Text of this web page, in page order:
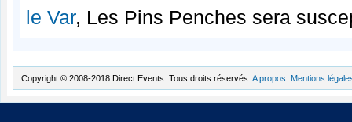
le Var, Les Pins Penches sera
Copyright © 2008-2018 Direct Events. Tous droits réservés. A propos Mentions